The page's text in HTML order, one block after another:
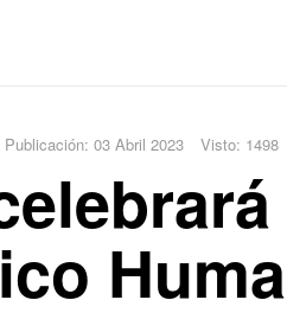
Publicación: 03 Abril 2023 Visto: 1498